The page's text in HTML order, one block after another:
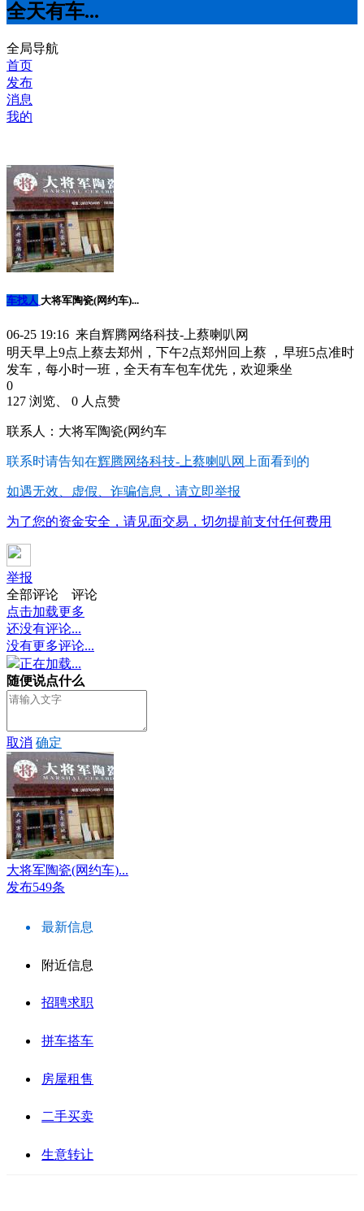
全天有车...
全局导航
首页
发布
消息
我的
车找人 大将军陶瓷(网约车)...
06-25 19:16 来自辉腾网络科技-上蔡喇叭网
明天早上9点上蔡去郑州，下午2点郑州回上蔡 ，早班5点准时
发车，每小时一班，全天有车包车优先，欢迎乘坐
0
127 浏览、 0 人点赞
联系人：大将军陶瓷(网约车
联系时请告知在辉腾网络科技-上蔡喇叭网 上面看到的
如遇无效、虚假、诈骗信息，请立即举报
为了您的资金安全，请见面交易，切勿提前支付任何费用
举报
全部评论
评论
点击加载更多
还没有评论...
没有更多评论...
正在加载...
随便说点什么
取消 确定
大将军陶瓷(网约车)...
发布549条
最新信息
附近信息
招聘求职
拼车搭车
房屋租售
二手买卖
生意转让